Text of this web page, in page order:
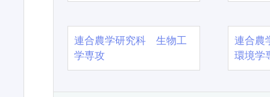
連合農学研究科 生物工
学専攻
連合農
環境学